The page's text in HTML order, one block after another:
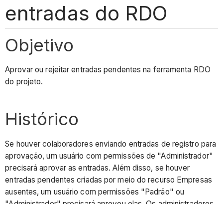
entradas do RDO
Objetivo
Aprovar ou rejeitar entradas pendentes na ferramenta RDO
do projeto.
Histórico
Se houver colaboradores enviando entradas de registro para
aprovação, um usuário com permissões de "Administrador"
precisará aprovar as entradas. Além disso, se houver
entradas pendentes criadas por meio do recurso Empresas
ausentes, um usuário com permissões "Padrão" ou